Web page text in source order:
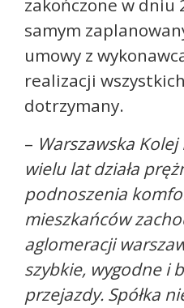
zakończone w dniu
samym
umowy z
realizacji
dotrzymany.
– Warszawska
wielu lat działa
podnoszenia
mieszkańców
aglomeracji
szybkie, wygodne i
przejazdy. Spółka